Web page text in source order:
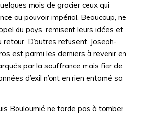
mois de gracier ceux qui
au pouvoir impérial. Beaucoup, ne
du pays, remisent leurs idées et
retour. D’autres refusent. Joseph-
est parmi les derniers à revenir en
par la souffrance mais fier de
d’exil n’ont en rien entamé sa
Bouloumié ne tarde pas à tomber